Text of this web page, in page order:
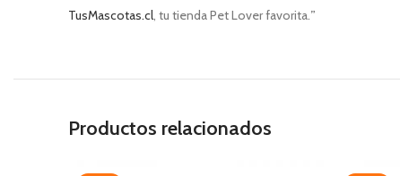
TusMascotas.cl, tu tienda Pet Lover favorita.”
Productos relacionados